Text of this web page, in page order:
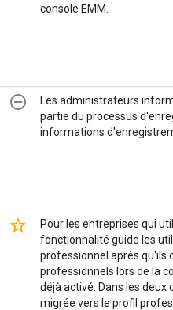
console EMM.
remove_circle_outline
Les administrateurs
partie du processus
informations
star_border
Pour les entreprises qui
fonctionnalité guide les
professionnel après qu'ils
professionnels lors de la
déjà activé. Dans les deux
migrée vers le profil